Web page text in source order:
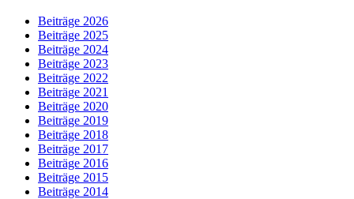
Beiträge 2026
Beiträge 2025
Beiträge 2024
Beiträge 2023
Beiträge 2022
Beiträge 2021
Beiträge 2020
Beiträge 2019
Beiträge 2018
Beiträge 2017
Beiträge 2016
Beiträge 2015
Beiträge 2014